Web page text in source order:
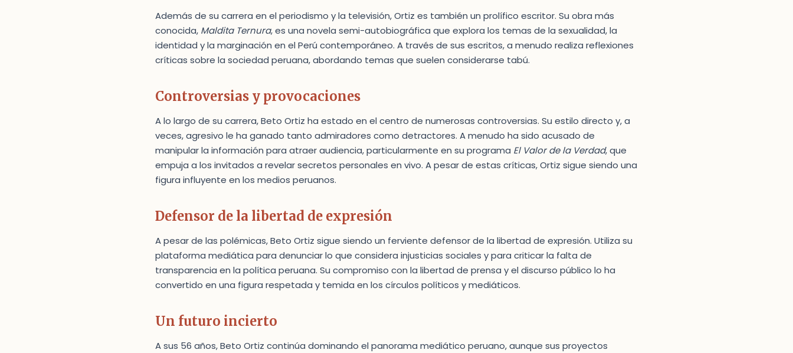
Además de su carrera en el periodismo y la televisión, Ortiz es también un prolífico escritor. Su obra más
conocida, Maldita Ternura, es una novela semi-autobiográfica que explora los temas de la sexualidad, la
identidad y la marginación en el Perú contemporáneo. A través de sus escritos, a menudo realiza reflexiones
críticas sobre la sociedad peruana, abordando temas que suelen considerarse tabú.
Controversias y provocaciones
A lo largo de su carrera, Beto Ortiz ha estado en el centro de numerosas controversias. Su estilo directo y, a
veces, agresivo le ha ganado tanto admiradores como detractores. A menudo ha sido acusado de
manipular la información para atraer audiencia, particularmente en su programa El Valor de la Verdad, que
empuja a los invitados a revelar secretos personales en vivo. A pesar de estas críticas, Ortiz sigue siendo una
figura influyente en los medios peruanos.
Defensor de la libertad de expresión
A pesar de las polémicas, Beto Ortiz sigue siendo un ferviente defensor de la libertad de expresión. Utiliza su
plataforma mediática para denunciar lo que considera injusticias sociales y para criticar la falta de
transparencia en la política peruana. Su compromiso con la libertad de prensa y el discurso público lo ha
convertido en una figura respetada y temida en los círculos políticos y mediáticos.
Un futuro incierto
A sus 56 años, Beto Ortiz continúa dominando el panorama mediático peruano, aunque sus proyectos